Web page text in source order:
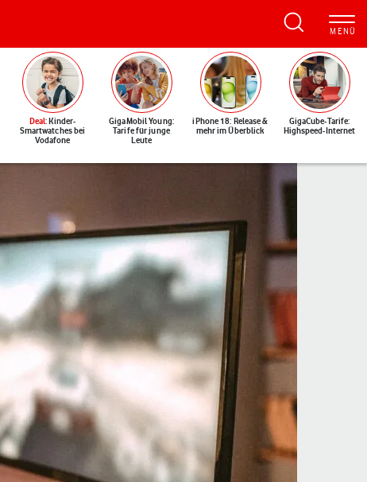
Deal: Kinder-
Smartwatches bei
Vodafone
GigaMobil Young:
Tarife für junge
Leute
iPhone 18: Release &
mehr im Überblick
GigaCube-Tarife:
Highspeed-Internet